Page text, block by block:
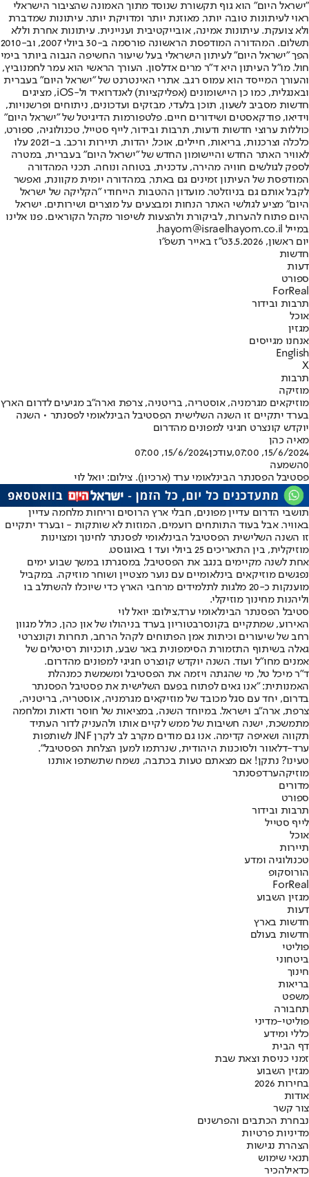
"ישראל היום" הוא גוף תקשורת שנוסד מתוך האמונה שהציבור הישראלי
ראוי לעיתונות טובה יותר, מאוזנת יותר ומדויקת יותר. עיתונות שמדברת
ולא צועקת. עיתונות אמינה, אובייקטיבית ועניינית. עיתונות אחרת וללא
תשלום. המהדורה המודפסת הראשונה פורסמה ב-30 ביולי 2007, וב-2010
הפך "ישראל היום" לעיתון הישראלי בעל שיעור החשיפה הגבוה ביותר בימי
חול. מו"ל העיתון היא ד"ר מרים אדלסון. העורך הראשי הוא עמר לחמנוביץ,
והעורך המייסד הוא עמוס רגב. אתרי האינטרנט של "ישראל היום" בעברית
ובאנגלית, כמו כן היישומונים (אפליקציות) לאנדרואיד ול-iOS, מציגים
חדשות מסביב לשעון, תוכן בלעדי, מבזקים ועדכונים, ניתוחים ופרשנויות,
וידיאו, פודקאסטים ושידורים חיים. פלטפורמות הדיגיטל של "ישראל היום"
כוללות ערוצי חדשות ודעות, תרבות ובידור, לייף סטייל, טכנולוגיה, ספורט,
כלכלה וצרכנות, בריאות, חיילים, אוכל, יהדות, תיירות ורכב. ב-2021 עלו
לאוויר האתר החדש והיישומון החדש של "ישראל היום" בעברית, במטרה
לספק לגולשים חוויה מהירה, עדכנית, בטוחה ונוחה. תכני המהדורה
המודפסת של העיתון זמינים גם באתר, במהדורה יומית מקוונת, ואפשר
לקבל אותם גם בניוזלטר. מועדון ההטבות הייחודי "הקליקה של ישראל
היום" מציע לגולשי האתר הנחות ומבצעים על מוצרים ושירותים. ישראל
היום פתוח להערות, לביקורת ולהצעות לשיפור מקהל הקוראים. פנו אלינו
במייל hayom@israelhayom.co.il.
יום ראשון, 3.5.2026
ט"ז באייר תשפ"ו
חדשות
דעות
ספורט
ForReal
תרבות ובידור
אוכל
מגזין
אנחנו מגייסים
English
X
תרבות
מוזיקה
מוזיקאים מגרמניה, אוסטריה, בריטניה, צרפת וארה"ב מגיעים לדרום הארץ
בערד יתקיים זו השנה השלישית הפסטיבל הבינלאומי לפסנתר • השנה
יוקדש קונצרט חגיגי למפונים מהדרום
מאיה כהן
15/6/2024, 07:00
,עודכן15/6/2024, 07:00
0השמעה
פסטיבל הפסנתר הבינלאומי ערד (ארכיון). צילום: יואל לוי
תושבי הדרום עדיין מפונים, חבלי ארץ הרוסים וריחות מלחמה עדיין
באוויר. אבל בעוד התותחים רועמים, המוזות לא שותקות - ובערד יתקיים
זו השנה השלישית הפסטיבל הבינלאומי לפסנתר לחינוך ומצוינות
מוזיקלית, בין התאריכים 25 ביולי ועד 1 באוגוסט.
אחת לשנה מקיימים בנגב את הפסטיבל, במסגרתו במשך שבוע ימים
נפגשים מוזיקאים בינלאומיים עם נוער מצטיין ושוחר מוזיקה. במקביל
מוענקות כ-20 מלגות לתלמידים מרחבי הארץ כדי שיוכלו להשתלב בו
וליהנות מחינוך מוזיקלי.
סטיבל הפסנתר הבינלאומי ערד,צילום: יואל לוי
האירוע, שמתקיים בקונסרבטוריון בערד בניהולו של און כהן, כולל מגוון
רחב של שיעורים וכיתות אמן הפתוחים לקהל הרחב, תחרות וקונצרטי
גאלה בשיתוף התזמורת הסימפונית באר שבע, תוכניות רסיטלים של
אמנים מחו"ל ועוד. השנה יוקדש קונצרט חגיגי למפונים מהדרום.
ד"ר מיכל טל, מי שהגתה ויזמה את הפסטיבל ומשמשת כמנהלת
האמנותית: "אנו גאים לפתוח בפעם השלישית את פסטיבל הפסנתר
בדרום, יחד עם סגל מכובד של מוזיקאים מגרמניה, אוסטריה, בריטניה,
צרפת, ארה"ב וישראל. במיוחד השנה, במציאות של חוסר ודאות ומלחמה
מתמשכת, ישנה חשיבות של ממש לקיים אותו ולהעניק לדור העתיד
תקווה ושאיפה קדימה. אנו גם מודים מקרב לב לקרן JNF לשותפות
ערד-דלאוור ולסוכנות היהודית, שנרתמו למען הצלחת הפסטיבל".
טעינו? נתקן! אם מצאתם טעות בכתבה, נשמח שתשתפו אותנו
מוזיקהערדפסנתר
מדורים
ספורט
תרבות ובידור
לייף סטייל
אוכל
תיירות
טכנולוגיה ומדע
הורוסקופ
ForReal
מגזין השבוע
דעות
חדשות בארץ
חדשות בעולם
פוליטי
ביטחוני
חינוך
בריאות
משפט
תחבורה
פוליטי-מדיני
כללי ומידע
דף הבית
זמני כניסת וצאת שבת
מגזין השבוע
בחירות 2026
אודות
צור קשר
נבחרת הכתבים והפרשנים
מדיניות פרטיות
הצהרת נגישות
תנאי שימוש
כדאילהכיר